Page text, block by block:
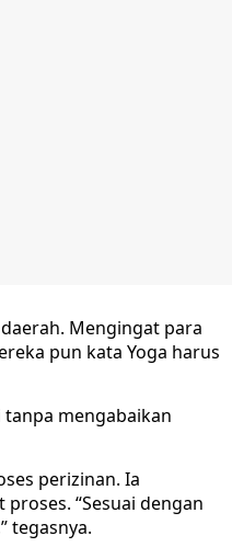
Mengingat para
pun kata Yoga harus
mengabaikan
perizinan. Ia
“Sesuai dengan
tegasnya.